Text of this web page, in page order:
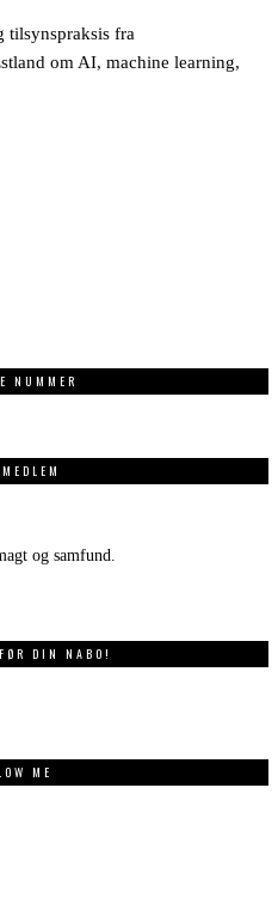
tilsynspraksis fra
om AI, machine learning,
NUMMER
og samfund.
DIN NABO!
ME